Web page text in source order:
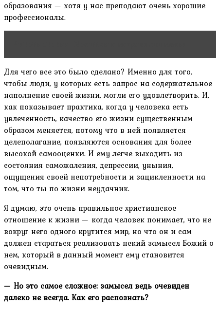
образования — хотя у нас преподают очень хорошие
профессионалы.
Для чего все это было сделано? Именно для того,
чтобы люди, у которых есть запрос на содержательное
наполнение своей жизни, могли его удовлетворить. И,
как показывает практика, когда у человека есть
увлеченность, качество его жизни существенным
образом меняется, потому что в ней появляется
целеполагание, появляются основания для более
высокой самооценки. И ему легче выходить из
состояния саможаления, депрессии, уныния,
ощущения своей непотребности и зацикленности на
том, что ты по жизни неудачник.
Я думаю, это очень правильное христианское
отношение к жизни — когда человек понимает, что не
вокруг него одного крутится мир, но что он и сам
должен стараться реализовать некий замысел Божий о
нем, который в данный момент ему становится
очевидным.
— Но это самое сложное: замысел ведь очевиден
далеко не всегда. Как его распознать?